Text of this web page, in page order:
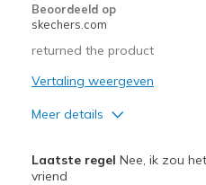
Beoordeeld op
skechers.com
returned the product
Vertaling weergeven
Meer details
Durable
Laatste regel Nee, ik zou
vriend